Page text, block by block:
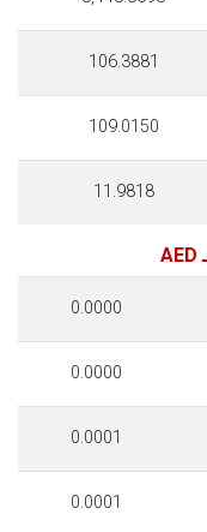
106.3881
109.0150
11.9818
0.0000
0.0000
0.0001
0.0001